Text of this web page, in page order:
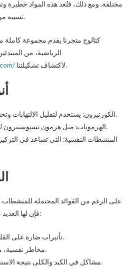
مختلفة. ومع ذلك، فتُعد هذه المواد خطيرة
تسببه من آثار سلبية صحية وقانونية.
كتالوج متجرنا يقدم مجموعة
الرياضية، من
لاكتشاف تشكيلتنا.
الكورتيزون: يستخدم لتقليل الالتهابات وتحسين الأداء الرياضي.
الهرمونات: مثل هرمون تستوستيرون لزيادة القوة العضلية.
المنشطات النفسية: التي تساعد في
على الرغم من الفوائد المحتملة
فإن لها العديد من المخاطر الصحية، ومنها:
تأثيرات ضارة على القلب والأوعية الدموية.
مخاطر نفسية، مثل الاكتئاب والقلق.
مشاكل في الكبد والكلى نتيجة الاستخدام الطويل المدى.